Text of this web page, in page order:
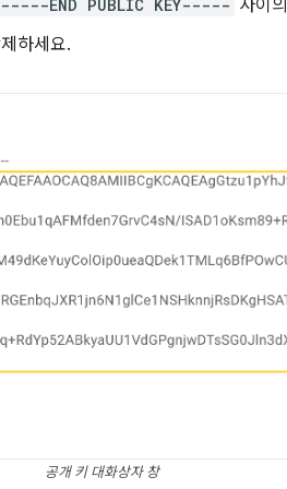
-----END PUBLIC KEY----- 사이
하세요.
공개 키 대화상자 창